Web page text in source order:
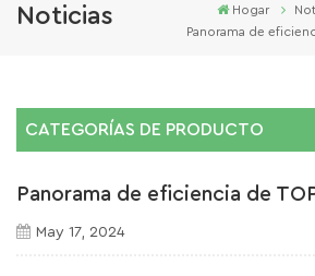
Noticias Hogar
Panorama de
CATEGORÍAS DE PRODUCTO
Panorama de eficiencia de
May 17, 2024